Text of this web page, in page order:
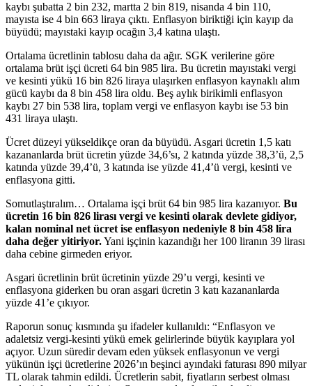
kaybı şubatta 2 bin 232, martta 2 bin 819, nisanda 4 bin 110,
mayısta ise 4 bin 663 liraya çıktı. Enflasyon biriktiği için kayıp da
büyüdü; mayıstaki kayıp ocağın 3,4 katına ulaştı.
Ortalama ücretlinin tablosu daha da ağır. SGK verilerine göre
ortalama brüt işçi ücreti 64 bin 985 lira. Bu ücretin mayıstaki vergi
ve kesinti yükü 16 bin 826 liraya ulaşırken enflasyon kaynaklı alım
gücü kaybı da 8 bin 458 lira oldu. Beş aylık birikimli enflasyon
kaybı 27 bin 538 lira, toplam vergi ve enflasyon kaybı ise 53 bin
431 liraya ulaştı.
Ücret düzeyi yükseldikçe oran da büyüdü. Asgari ücretin 1,5 katı
kazananlarda brüt ücretin yüzde 34,6’sı, 2 katında yüzde 38,3’ü, 2,5
katında yüzde 39,4’ü, 3 katında ise yüzde 41,4’ü vergi, kesinti ve
enflasyona gitti.
Somutlaştıralım… Ortalama işçi brüt 64 bin 985 lira kazanıyor. Bu
ücretin 16 bin 826 lirası vergi ve kesinti olarak devlete gidiyor,
kalan nominal net ücret ise enflasyon nedeniyle 8 bin 458 lira
daha değer yitiriyor.Yani işçinin kazandığı her 100 liranın 39 lirası
daha cebine girmeden eriyor.
Asgari ücretlinin brüt ücretinin yüzde 29’u vergi, kesinti ve
enflasyona giderken bu oran asgari ücretin 3 katı kazananlarda
yüzde 41’e çıkıyor.
Raporun sonuç kısmında şu ifadeler kullanıldı: “Enflasyon ve
adaletsiz vergi-kesinti yükü emek gelirlerinde büyük kayıplara yol
açıyor. Uzun süredir devam eden yüksek enflasyonun ve vergi
yükünün işçi ücretlerine 2026’ın beşinci ayındaki faturası 890 milyar
TL olarak tahmin edildi. Ücretlerin sabit, fiyatların serbest olması